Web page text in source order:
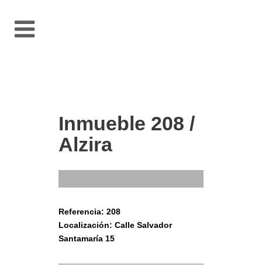
Inmueble 208 /
Alzira
Referencia: 208
Localización: Calle Salvador
Santamaría 15